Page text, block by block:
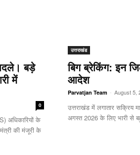
बड़े
में
0
अधिकारियों के
की मंजूरी के
उत्तराखंड
बिग ब्रेकिंग: इन
आदेश
Parvatjan Team - August 5,
उत्तराखंड में लगातार सक्रिय
अगस्त 2026 के लिए भारी से